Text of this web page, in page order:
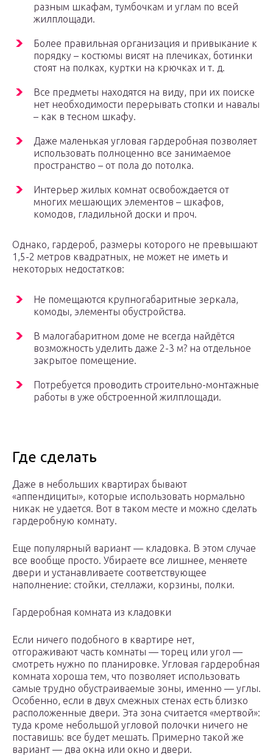
разным шкафам, тумбочкам и углам по всей
жилплощади.
Более правильная организация и привыкание к
порядку – костюмы висят на плечиках, ботинки
стоят на полках, куртки на крючках и т. д.
Все предметы находятся на виду, при их поиске
нет необходимости перерывать стопки и навалы
– как в тесном шкафу.
Даже маленькая угловая гардеробная позволяет
использовать полноценно все занимаемое
пространство – от пола до потолка.
Интерьер жилых комнат освобождается от
многих мешающих элементов – шкафов,
комодов, гладильной доски и проч.
Однако, гардероб, размеры которого не превышают
1,5-2 метров квадратных, не может не иметь и
некоторых недостатков:
Не помещаются крупногабаритные зеркала,
комоды, элементы обустройства.
В малогабаритном доме не всегда найдётся
возможность уделить даже 2-3 м? на отдельное
закрытое помещение.
Потребуется проводить строительно-монтажные
работы в уже обстроенной жилплощади.
Где сделать
Даже в небольших квартирах бывают
«аппендициты», которые использовать нормально
никак не удается. Вот в таком месте и можно сделать
гардеробную комнату.
Еще популярный вариант — кладовка. В этом случае
все вообще просто. Убираете все лишнее, меняете
двери и устанавливаете соответствующее
наполнение: стойки, стеллажи, корзины, полки.
Гардеробная комната из кладовки
Если ничего подобного в квартире нет,
отгораживают часть комнаты — торец или угол —
смотреть нужно по планировке. Угловая гардеробная
комната хороша тем, что позволяет использовать
самые трудно обустраиваемые зоны, именно — углы.
Особенно, если в двух смежных стенах есть близко
расположенные двери. Эта зона считается «мертвой»:
туда кроме небольшой угловой полочки ничего не
поставишь: все будет мешать. Примерно такой же
вариант — два окна или окно и двери.